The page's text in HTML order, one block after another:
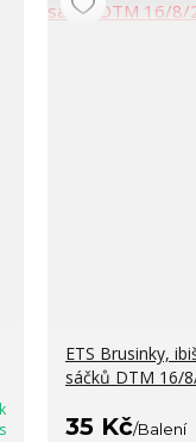
ETS Brusinky,
sáčků DTM 16/
35 Kč/Balení